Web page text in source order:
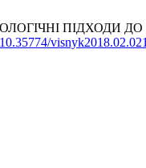
ПІДХОДИ